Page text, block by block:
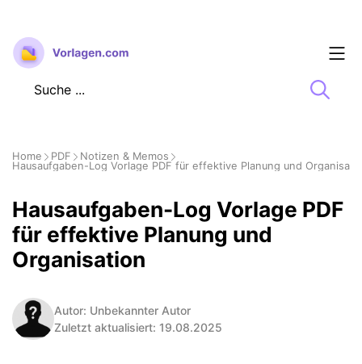
Zum
Inhalt
springen
Home PDF
Notizen & Memos
Hausaufgaben-Log Vorlage PDF für effektive Planung und
Hausaufgaben-Log Vorlage PDF
für effektive Planung und
Organisation
Autor: Unbekannter Autor
Zuletzt aktualisiert: 19.08.2025